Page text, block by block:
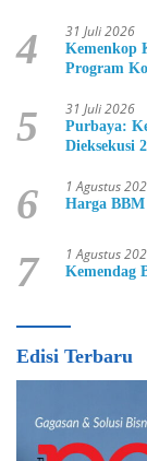
4 31 Juli 2026
Kemenkop
Program
5 31 Juli 2026
Purbaya:
Dieksekusi
6 1 Agustus
Harga BBM
7 1 Agustus
Kemendag
Edisi Terbaru